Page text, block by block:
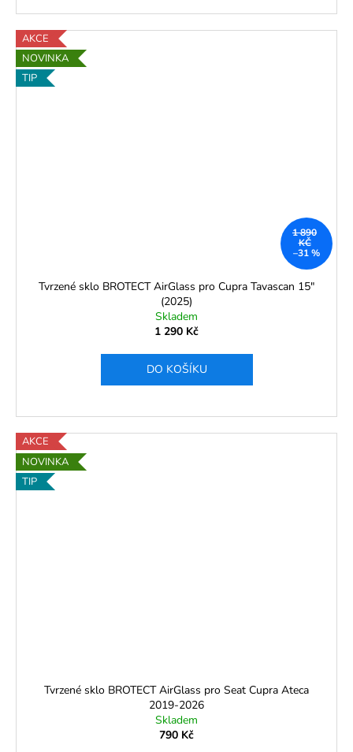
AKCE
NOVINKA
TIP
1 890
KČ
–31 %
Tvrzené sklo BROTECT AirGlass pro Cupra Tavascan 15"
(2025)
Skladem
1 290 Kč
DO KOŠÍKU
AKCE
NOVINKA
TIP
Tvrzené sklo BROTECT AirGlass pro Seat Cupra Ateca
2019-2026
Skladem
790 Kč